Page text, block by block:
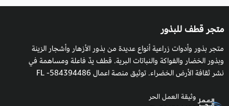
متجر قطف للبذور
متجر بذور وأدوات زراعية أنواع عديدة من بذور الأزهار وأشجار الزينة
وبذور الخضار والفواكة والنباتات البرية. قطف يدٌ فاعلة ومساهمة في
نشر ثقافة الأرض الخضراء. توثيق منصة اعمال 584394486- FL
وثيقة العمل الحر